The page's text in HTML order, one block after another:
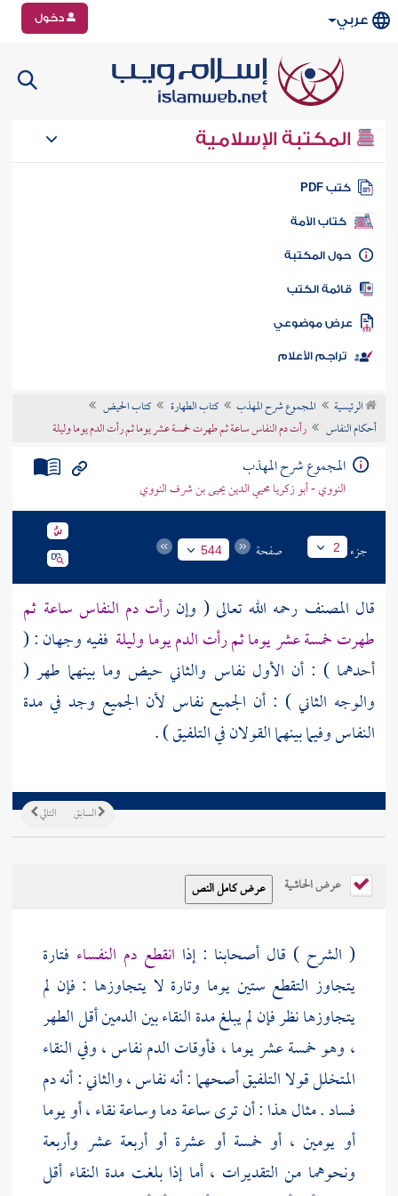
عربي دخول
المكتبة الإسلامية
كتب PDF
كتاب الأمة
المكتبة
الكتب
موضوعي
تراجم الأعلام
الرئيسية المجموع شرح المهذب كتاب الطهارة
كتاب الحيض
أحكام النفاس
رأت دم النفاس ساعة ثم طهرت خمسة عشر يوما ثم رأت الدم يوما وليلة
المجموع شرح المهذب
النووي - أبو زكريا محيي الدين يحيى بن شرف النووي
جزء 2 صفحة 544
قال المصنف رحمه الله تعالى ( وإن رأت دم النفاس ساعة ثم
طهرت خمسة عشر يوما ثم رأت الدم يوما وليلة ففيه وجهان : (
أحدهما ) : أن الأول نفاس والثاني حيض وما بينهما طهر (
والوجه الثاني ) : أن الجميع نفاس لأن الجميع وجد في مدة
النفاس وفيما بينهما القولان في التلفيق ) .
التالي السابق
عرض الحاشية
( الشرح ) قال أصحابنا : إذا انقطع دم النفساء فتارة
يتجاوز التقطع ستين يوما وتارة لا يتجاوزها : فإن لم
يتجاوزها نظر فإن لم يبلغ مدة النقاء بين الدمين أقل الطهر
، وهو خمسة عشر يوما ، فأوقات الدم نفاس ، وفي النقاء
المتخلل قولا التلفيق أصحهما : أنه نفاس ، والثاني : أنه دم
فساد . مثال هذا : أن ترى ساعة دما وساعة نقاء ، أو يوما
أو يومين ، أو خمسة أو عشرة أو أربعة عشر وأربعة
ونحوهما من التقديرات ، أما إذا بلغت مدة النقاء أقل